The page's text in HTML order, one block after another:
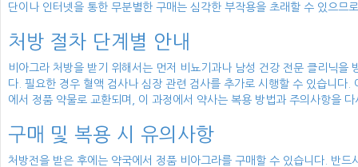
단이나 인터넷을 통한 무분별한 구매는 심각한 부작용을 초래할 수 있으므
처방 절차 단계별 안내
비아그라 처방을 받기 위해서는 먼저 비뇨기과나 남성 건강 전문 클리닉
다. 필요한 경우 혈액 검사나 심장 관련 검사를 추가로 시행할 수 있습니다
에서 정품 약물로 교환되며, 이 과정에서 약사는 복용 방법과 주의사항을
구매 및 복용 시 유의사항
처방전을 받은 후에는 약국에서 정품 비아그라를 구매할 수 있습니다. 반